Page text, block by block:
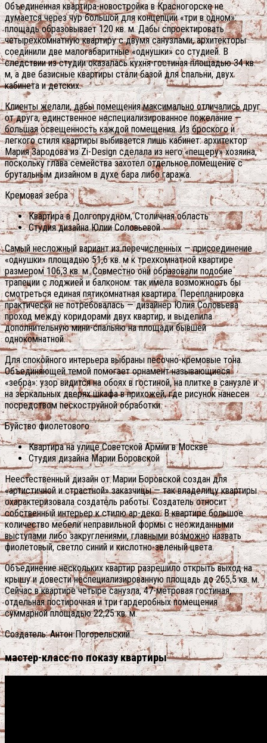
Объединенная квартира-новостройка в Красногорске не
думается через чур большой для концепции «три в одном»:
площадь образовывает 120 кв. м. Дабы спроектировать
четырехкомнатную квартиру с двумя санузлами, архитекторы
соединили две малогабаритные «однушки» со студией. В
следствии из студии оказалась кухня-гостиная площадью 34 кв.
м, а две базисные квартиры стали базой для спальни, двух
кабинета и детских.
Клиенты желали, дабы помещения максимально отличались друг
от друга, единственное неспециализированное пожелание —
большая освещенность каждой помещения. Из броского и
легкого стиля квартиры выбивается лишь кабинет: архитектор
Мария Зародова из Zi-Design сделала из него «пещеру» хозяина,
поскольку глава семейства захотел отдельное помещение с
брутальным дизайном в духе бара либо гаража.
Кремовая зебра
Квартира в Долгопрудном, Столичная область
Студия дизайна Юлии Соловьевой
Самый несложный вариант из перечисленных — присоединение
«однушки» площадью 51,6 кв. м к трехкомнатной квартире
размером 106,3 кв. м. Совместно они образовали подобие
трапеции с лоджией и балконом: так имела возможность бы
смотреться единая пятикомнатная квартира. Перепланировка
практически не потребовалась — дизайнер Юлия Соловьева
проход между коридорами двух квартир, и выделила
дополнительную мини-спальню на площади бывшей
однокомнатной.
Для спокойного интерьера выбраны песочно-кремовые тона.
Объединяющей темой помогает орнамент называющиеся
«зебра»: узор видится на обоях в гостиной, на плитке в санузле и
на зеркальных дверях шкафа в прихожей, где рисунок нанесен
посредством пескоструйной обработки.
Буйство фиолетового
Квартира на улице Советской Армии в Москве
Студия дизайна Марии Боровской
Неестественный дизайн от Марии Боровской создан для
«артистичной и страстной» заказчицы — так владелицу квартиры
охарактеризовала создатель работы. Создатель относит
собственный интерьер к стилю ар-деко. В квартире большое
количество мебели неправильной формы с неожиданными
выступами либо закруглениями, главными возможно назвать
фиолетовый, светло синий и кислотно-зеленый цвета.
Объединение нескольких квартир разрешило открыть выход на
крышу и довести неспециализированную площадь до 265,5 кв. м.
Сейчас в квартире четыре санузла, 47-метровая гостиная,
отдельная постирочная и три гардеробных помещения
суммарной площадью 22,25 кв. м.
Создатель: Антон Погорельский.
мастер-класс по показу квартиры